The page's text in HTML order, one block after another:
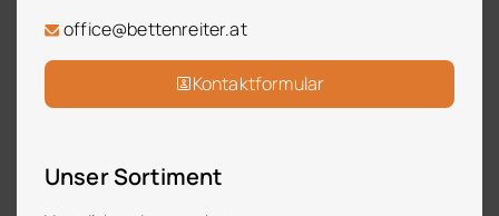
office@bettenreiter.at
Kontaktformular
Unser Sortiment